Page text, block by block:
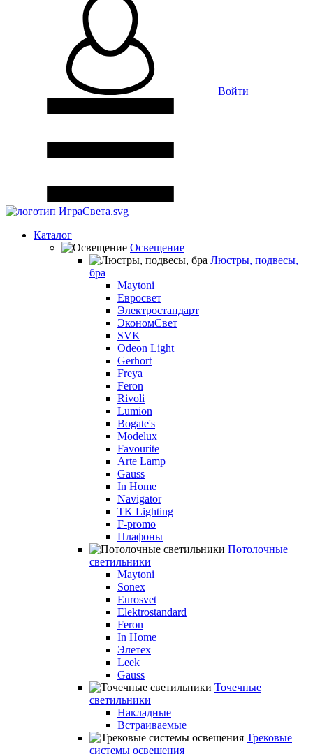
Войти
Каталог
Освещение
Люстры, подвесы,
бра
Maytoni
Евросвет
Электростандарт
ЭкономСвет
SVK
Odeon Light
Gerhort
Freya
Feron
Rivoli
Lumion
Bogate's
Modelux
Favourite
Arte Lamp
Gauss
In Home
Navigator
TK Lighting
F-promo
Плафоны
Потолочные
светильники
Maytoni
Sonex
Eurosvet
Elektrostandard
Feron
In Home
Элетех
Leek
Gauss
Точечные
светильники
Накладные
Встраиваемые
Трековые
системы освещения